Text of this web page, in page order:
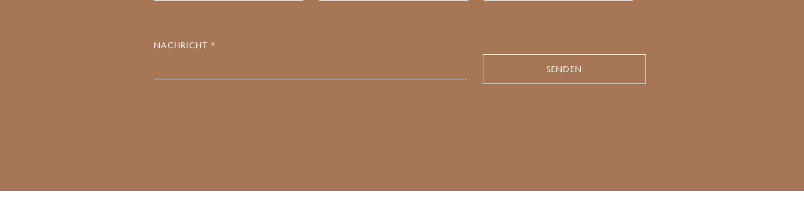
NACHRICHT *